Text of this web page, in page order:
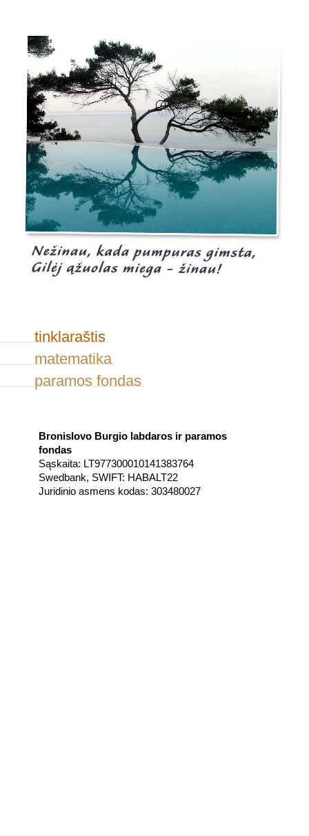
tinklaraštis
matematika
paramos fondas
Bronislovo Burgio labdaros ir paramos
fondas
Sąskaita: LT977300010141383764
Swedbank, SWIFT: HABALT22
Juridinio asmens kodas: 303480027